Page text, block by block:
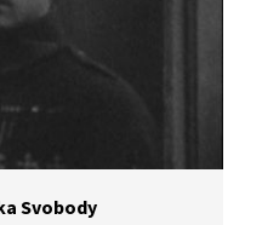
Svobody